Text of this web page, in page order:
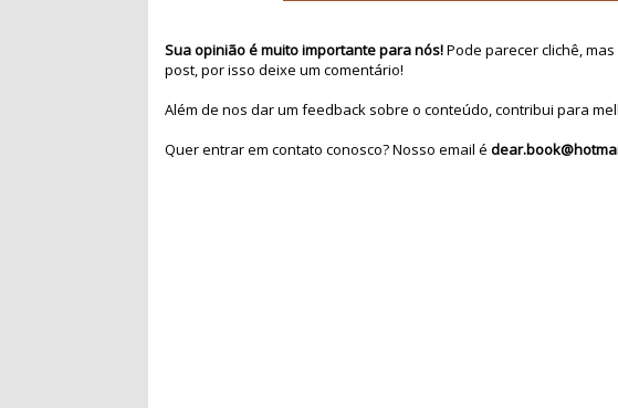
Sua opinião é muito importante para nós!Pode parecer clichê,
post, por isso deixe um comentário!
Além de nos dar um feedback sobre o conteúdo, contribui para
Quer entrar em contato conosco? Nosso email é